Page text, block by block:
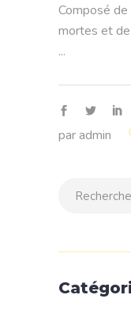
Composé
mortes et
paradmin
Rechercher: